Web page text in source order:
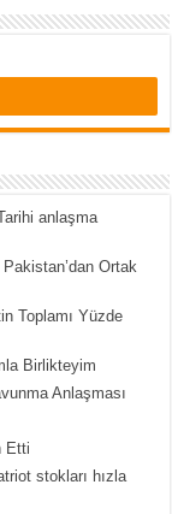
anlaşma
Ortak
Toplamı Yüzde
Birlikteyim
Anlaşması
Etti
stokları hızla